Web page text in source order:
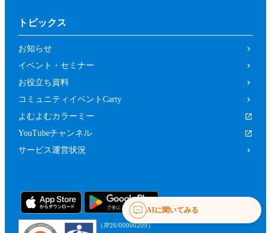
トピックス
お知らせ
イベント・セミナー
お役立ち資料
コミュニティイベントCarty
よむよむカラーミー
YouTubeチャンネル
サービス運営状況
（JP26/00000209）
AIに聞いてみる